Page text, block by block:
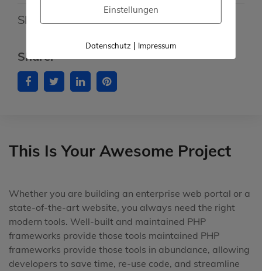
Skills :Photoshop / Illustrator
Share:
This Is Your Awesome Project
Whether you are building an enterprise web portal or a
state-of-the-art website, you always need the right
modern tools. Well-built and maintained PHP
frameworks provide those tools maintained PHP
frameworks provide those tools in abundance, allowing
developers to save time, re-use code, and streamline
Einstellungen
Datenschutz | Impressum